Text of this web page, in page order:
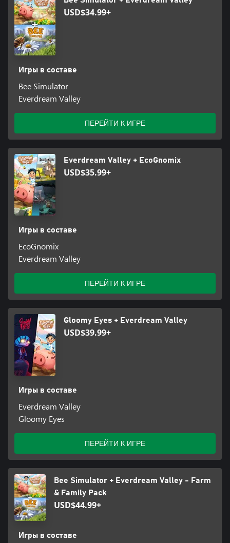
USD$34.99+
Игры в составе
Bee Simulator
Everdream Valley
ПЕРЕЙТИ К ИГРЕ
Everdream Valley + EcoGnomix
USD$35.99+
Игры в составе
EcoGnomix
Everdream Valley
ПЕРЕЙТИ К ИГРЕ
Gloomy Eyes + Everdream Valley
USD$39.99+
Игры в составе
Everdream Valley
Gloomy Eyes
ПЕРЕЙТИ К ИГРЕ
Bee Simulator + Everdream Valley - Farm
& Family Pack
USD$44.99+
Игры в составе